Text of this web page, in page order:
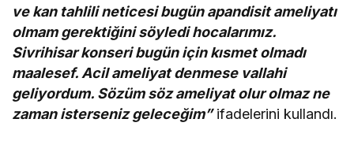
ve kan tahlili neticesi bugün apandisit ameliyatı
olmam gerektiğini söyledi hocalarımız.
Sivrihisar konseri bugün için kısmet olmadı
maalesef. Acil ameliyat denmese vallahi
geliyordum. Sözüm söz ameliyat olur olmaz ne
zaman isterseniz geleceğim” ifadelerini kullandı.